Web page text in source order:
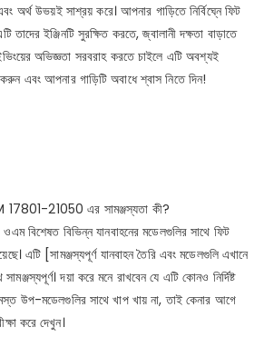
অর্থ উভয়ই সাশ্রয় করে। আপনার গাড়িতে নির্বিঘ্নে ফিট
তাদের ইঞ্জিনটি সুরক্ষিত করতে, জ্বালানী দক্ষতা বাড়াতে
অভিজ্ঞতা সরবরাহ করতে চাইলে এটি অবশ্যই
আপনার গাড়িটি অবাধে শ্বাস নিতে দিন!
17801-21050 এর সামঞ্জস্যতা কী?
ওএম বিশেষত বিভিন্ন যানবাহনের মডেলগুলির সাথে ফিট
এটি [সামঞ্জস্যপূর্ণ যানবাহন তৈরি এবং মডেলগুলি এখানে
দয়া করে মনে রাখবেন যে এটি কোনও নির্দিষ্ট
উপ-মডেলগুলির সাথে খাপ খায় না, তাই কেনার আগে
করে দেখুন।